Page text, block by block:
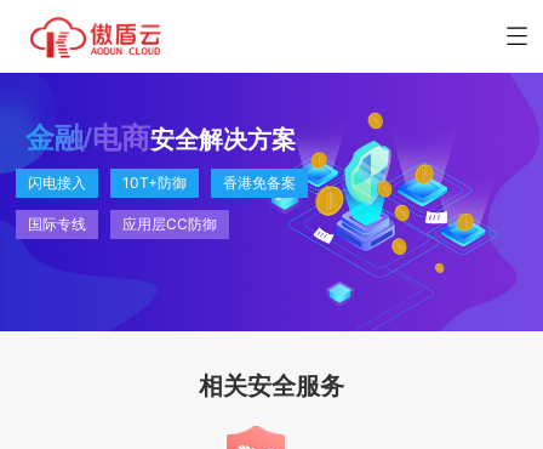
金融/电商安全解决方案
闪电接入 10T+防御 香港免备案
国际专线 应用层CC防御
相关安全服务